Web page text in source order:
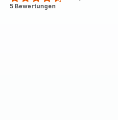
ratings.4.4
5 Bewertungen